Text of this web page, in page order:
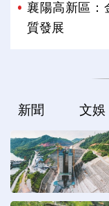
襄陽高新區：
質發展
新聞 文娛